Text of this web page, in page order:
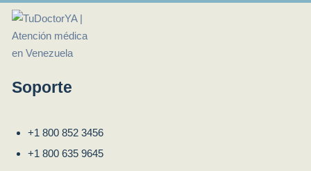
Soporte
+1 800 852 3456
+1 800 635 9645